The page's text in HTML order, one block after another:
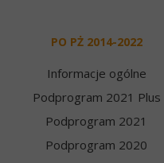
PO PŻ 2014-2022
Informacje ogólne
Podprogram 2021 Plus
Podprogram 2021
Podprogram 2020